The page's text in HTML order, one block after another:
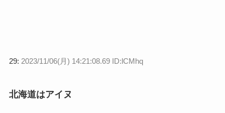
29: 2023/11/06(月) 14:21:08.69 ID:lCMhq
北海道はアイヌ